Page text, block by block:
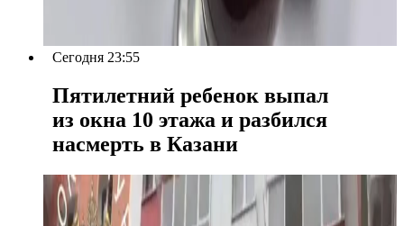
Сегодня 23:55
Пятилетний ребенок выпал
из окна 10 этажа и разбился
насмерть в Казани